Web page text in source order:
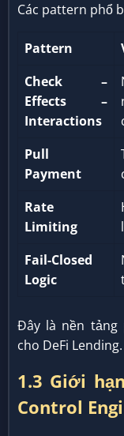
Các pattern phổ
Pattern
Check –
Effects –
Interactions
Pull
Payment
Rate
Limiting
Fail-Closed
Logic
Đây là nền tảng
cho DeFi Lending.
1.3 Giới
Control